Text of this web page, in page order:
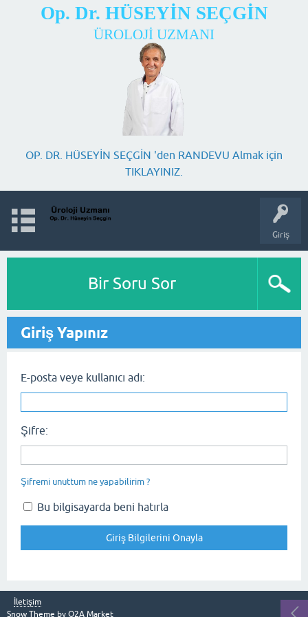
Op. Dr. HÜSEYİN SEÇGİN
ÜROLOJİ UZMANI
OP. DR. HÜSEYİN SEÇGİN 'den RANDEVU Almak için
TIKLAYINIZ.
Giriş
Bir Soru Sor
Giriş Yapınız
E-posta veye kullanıcı adı:
Şifre:
Şifremi unuttum ne yapabilirim ?
Bu bilgisayarda beni hatırla
İletişim
Snow Theme by Q2A Market